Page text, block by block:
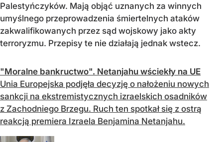
Palestyńczyków. Mają objąć uznanych za winnych
umyślnego przeprowadzenia śmiertelnych ataków
zakwalifikowanych przez sąd wojskowy jako akty
terroryzmu. Przepisy te nie działają jednak wstecz.
"Moralne bankructwo". Netanjahu wściekły na UE
Unia Europejska podjęła decyzję o nałożeniu nowych
sankcji na ekstremistycznych izraelskich osadników
z Zachodniego Brzegu. Ruch ten spotkał się z ostrą
reakcją premiera Izraela Benjamina Netanjahu.